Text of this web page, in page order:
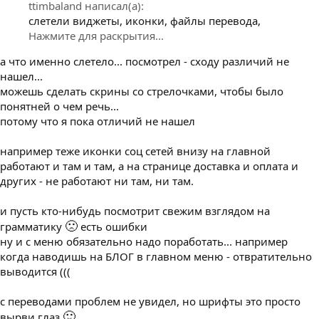
ttimbaland написал(а):
слетели виджеты, иконки, файлы перевода,
Нажмите для раскрытия...
а что именно слетело... посмотрел - сходу различий не
нашел...
можешь сделать скрины со стрелочками, чтобы было
понятней о чем речь...
потому что я пока отличий не нашел
например теже иконки соц сетей внизу на главной
работают и там и там, а на странице доставка и оплата и
других - не работают ни там, ни там.
и пусть кто-нибудь посмотрит свежим взглядом на
грамматику 🙁 есть ошибки
ну и с меню обязательно надо поработать... например
когда наводишь на БЛОГ в главном меню - отвратительно
выводится (((
с переводами проблем не увидел, но шрифты это просто